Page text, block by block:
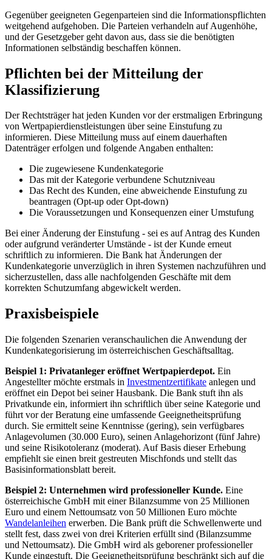
Gegenüber geeigneten Gegenparteien sind die Informationspflichten
weitgehend aufgehoben. Die Parteien verhandeln auf Augenhöhe,
und der Gesetzgeber geht davon aus, dass sie die benötigten
Informationen selbständig beschaffen können.
Pflichten bei der Mitteilung der
Klassifizierung
Der Rechtsträger hat jeden Kunden vor der erstmaligen Erbringung
von Wertpapierdienstleistungen über seine Einstufung zu
informieren. Diese Mitteilung muss auf einem dauerhaften
Datenträger erfolgen und folgende Angaben enthalten:
Die zugewiesene Kundenkategorie
Das mit der Kategorie verbundene Schutzniveau
Das Recht des Kunden, eine abweichende Einstufung zu
beantragen (Opt-up oder Opt-down)
Die Voraussetzungen und Konsequenzen einer Umstufung
Bei einer Änderung der Einstufung - sei es auf Antrag des Kunden
oder aufgrund veränderter Umstände - ist der Kunde erneut
schriftlich zu informieren. Die Bank hat Änderungen der
Kundenkategorie unverzüglich in ihren Systemen nachzuführen und
sicherzustellen, dass alle nachfolgenden Geschäfte mit dem
korrekten Schutzumfang abgewickelt werden.
Praxisbeispiele
Die folgenden Szenarien veranschaulichen die Anwendung der
Kundenkategorisierung im österreichischen Geschäftsalltag.
Beispiel 1: Privatanleger eröffnet Wertpapierdepot. Ein
Angestellter möchte erstmals in Investmentzertifikate anlegen und
eröffnet ein Depot bei seiner Hausbank. Die Bank stuft ihn als
Privatkunde ein, informiert ihn schriftlich über seine Kategorie und
führt vor der Beratung eine umfassende Geeignetheitsprüfung
durch. Sie ermittelt seine Kenntnisse (gering), sein verfügbares
Anlagevolumen (30.000 Euro), seinen Anlagehorizont (fünf Jahre)
und seine Risikotoleranz (moderat). Auf Basis dieser Erhebung
empfiehlt sie einen breit gestreuten Mischfonds und stellt das
Basisinformationsblatt bereit.
Beispiel 2: Unternehmen wird professioneller Kunde. Eine
österreichische GmbH mit einer Bilanzsumme von 25 Millionen
Euro und einem Nettoumsatz von 50 Millionen Euro möchte
Wandelanleihen erwerben. Die Bank prüft die Schwellenwerte und
stellt fest, dass zwei von drei Kriterien erfüllt sind (Bilanzsumme
und Nettoumsatz). Die GmbH wird als geborener professioneller
Kunde eingestuft. Die Geeignetheitsprüfung beschränkt sich auf die